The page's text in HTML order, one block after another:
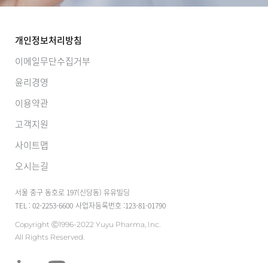
개인정보처리방침
이메일무단수집거부
윤리경영
이용약관
고객지원
사이트맵
오시는길
서울 중구 동호로 197(신당동) 유유빌딩
TEL : 02-2253-6600 사업자등록번호 :123-81-01790
Copyright Ⓒ1996-2022 Yuyu Pharma, Inc.
All Rights Reserved.